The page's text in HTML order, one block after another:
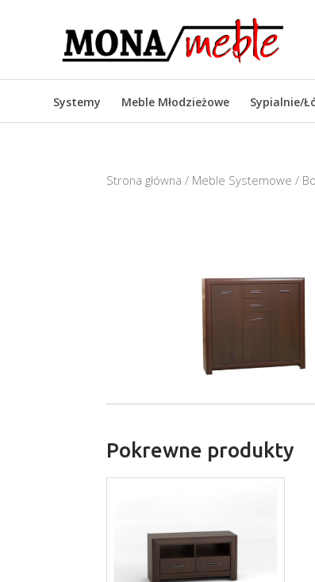
Systemy Meble Młodzieżowe Sypialnie/
Strona główna / Meble Systemowe /
Pokrewne produkty